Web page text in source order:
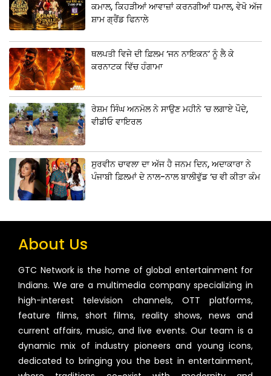
ਕਮਾਲ, ਕਿਹੜੀਆਂ ਆਵਾਜ਼ਾਂ ਕਰਨਗੀਆਂ ਧਮਾਲ, ਵੇਖੋ ਅੱਜ
ਸ਼ਾਮ ਗ੍ਰੈਂਡ ਫਿਨਾਲੇ
ਥਲਪਤੀ ਵਿਜੇ ਦੀ ਫ਼ਿਲਮ ‘ਜਨ ਨਾਇਕਨ’ ਨੂੰ ਲੈ ਕੇ
ਕਰਨਾਟਕ ਵਿੱਚ ਹੰਗਾਮਾ
ਰੇਸ਼ਮ ਸਿੰਘ ਅਨਮੋਲ ਨੇ ਸਾਉਣ ਮਹੀਨੇ ‘ਚ ਲਗਾਏ ਪੌਦੇ,
ਵੀਡੀਓ ਵਾਇਰਲ
ਸੁਰਵੀਨ ਚਾਵਲਾ ਦਾ ਅੱਜ ਹੈ ਜਨਮ ਦਿਨ, ਅਦਾਕਾਰਾ ਨੇ
ਪੰਜਾਬੀ ਫ਼ਿਲਮਾਂ ਦੇ ਨਾਲ-ਨਾਲ ਬਾਲੀਵੁੱਡ ‘ਚ ਵੀ ਕੀਤਾ ਕੰਮ
About Us
GTC Network is the home of global entertainment for
Indians. We are a multimedia company specializing in
high-interest television channels, OTT platforms,
feature films, short films, reality shows, news and
current affairs, music, and live events. Our team is a
dynamic mix of industry pioneers and young icons,
dedicated to bringing you the best in entertainment,